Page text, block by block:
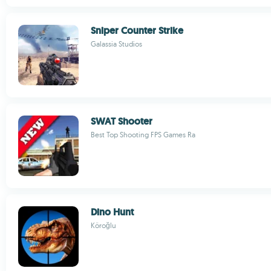
Sniper Counter Strike
Galassia Studios
SWAT Shooter
Best Top Shooting FPS Games Ra
Dino Hunt
Köroğlu